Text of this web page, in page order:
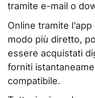
tramite e-mail o
Online tramite
modo più diretto,
essere acquistati
forniti
compatibile.